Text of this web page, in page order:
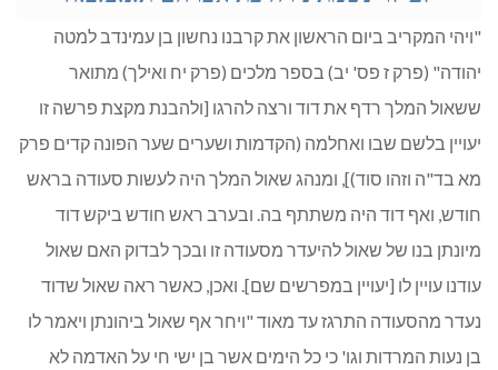
"ויהי המקריב ביום הראשון את קרבנו נחשון בן עמינדב למטה
יהודה" (פרק ז פס' יב) בספר מלכים (פרק יח ואילך) מתואר
ששאול המלך רדף את דוד ורצה להרגו [ולהבנת מקצת פרשה זו
יעויין בלשם שבו ואחלמה (הקדמות ושערים שער הפונה קדים פרק
מא בד"ה וזהו סוד)], ומנהג שאול המלך היה לעשות סעודה בראש
חודש, ואף דוד היה משתתף בה. ובערב ראש חודש ביקש דוד
מיונתן בנו של שאול להיעדר מסעודה זו ובכך לבדוק האם שאול
עודנו עויין לו [יעויין במפרשים שם]. ואכן, כאשר ראה שאול שדוד
נעדר מהסעודה התרגז עד מאוד "ויחר אף שאול ביהונתן ויאמר לו
בן נעות המרדות וגו' כי כל הימים אשר בן ישי חי על האדמה לא